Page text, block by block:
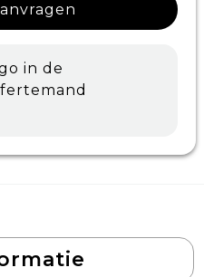
in de